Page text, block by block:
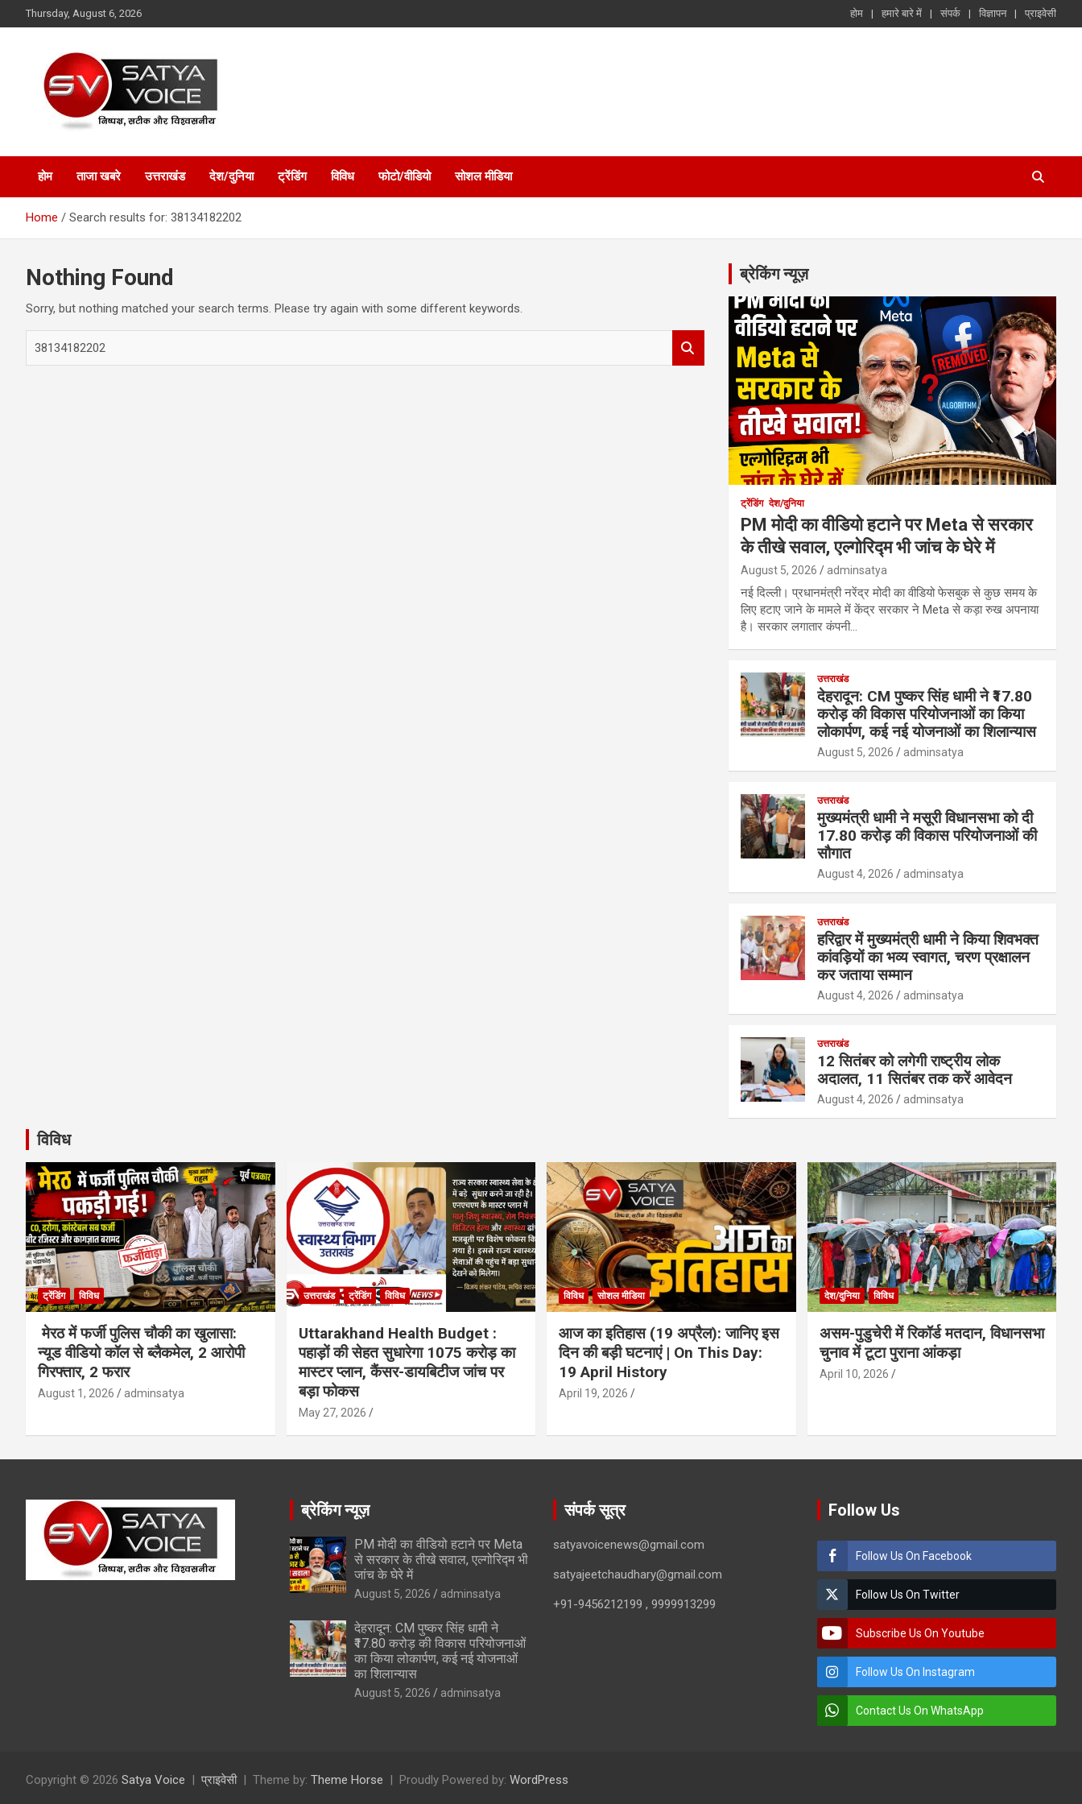
to
Thursday, August 6, 2026 होम हमारे बारे में संपर्क विज्ञापन प्राइवेसी
Satya Voice
होम ताजा खबरे उत्तराखंड देश/दुनिया ट्रेंडिंग विविध फोटो/वीडियो सोशल मीडिया
Home Search results for: 38134182202
Nothing Found
Sorry, but nothing matched your search terms. Please try again with some different keywords.
ब्रेकिंग न्यूज़
ट्रेंडिंग देश/दुनिया
PM मोदी का वीडियो हटाने पर Meta से सरकार
के तीखे सवाल, एल्गोरिद्म भी जांच के घेरे में
August 5, 2026 adminsatya
नई दिल्ली। प्रधानमंत्री नरेंद्र मोदी का वीडियो फेसबुक से कुछ समय के
लिए हटाए जाने के मामले में केंद्र सरकार ने Meta से कड़ा रुख अपनाया
है। सरकार लगातार कंपनी…
उत्तराखंड
देहरादून: CM पुष्कर सिंह धामी ने ₹17.80
करोड़ की विकास परियोजनाओं का किया
लोकार्पण, कई नई योजनाओं का शिलान्यास
August 5, 2026 adminsatya
उत्तराखंड
मुख्यमंत्री धामी ने मसूरी विधानसभा को दी
17.80 करोड़ की विकास परियोजनाओं की
सौगात
August 4, 2026 adminsatya
उत्तराखंड
हरिद्वार में मुख्यमंत्री धामी ने किया शिवभक्त
कांवड़ियों का भव्य स्वागत, चरण प्रक्षालन
कर जताया सम्मान
August 4, 2026 adminsatya
उत्तराखंड
12 सितंबर को लगेगी राष्ट्रीय लोक
अदालत, 11 सितंबर तक करें आवेदन
August 4, 2026 adminsatya
विविध
ट्रेंडिंग विविध
मेरठ में फर्जी पुलिस चौकी का खुलासा:
न्यूड वीडियो कॉल से ब्लैकमेल, 2 आरोपी
गिरफ्तार, 2 फरार
August 1, 2026 adminsatya
उत्तराखंड ट्रेंडिंग विविध
Uttarakhand Health Budget :
पहाड़ों की सेहत सुधारेगा 1075 करोड़ का
मास्टर प्लान, कैंसर-डायबिटीज जांच पर
बड़ा फोकस
May 27, 2026
विविध सोशल मीडिया
आज का इतिहास (19 अप्रैल): जानिए इस
दिन की बड़ी घटनाएं | On This Day:
19 April History
April 19, 2026
देश/दुनिया विविध
असम-पुडुचेरी में रिकॉर्ड मतदान, विधानसभा
चुनाव में टूटा पुराना आंकड़ा
April 10, 2026
ब्रेकिंग न्यूज़
PM मोदी का वीडियो हटाने पर Meta
से सरकार के तीखे सवाल, एल्गोरिद्म भी
जांच के घेरे में
August 5, 2026 adminsatya
देहरादून: CM पुष्कर सिंह धामी ने
₹17.80 करोड़ की विकास परियोजनाओं
का किया लोकार्पण, कई नई योजनाओं
का शिलान्यास
August 5, 2026 adminsatya
संपर्क सूत्र
satyavoicenews@gmail.com
satyajeetchaudhary@gmail.com
+91-9456212199 , 9999913299
Follow Us
Follow Us On Facebook
Follow Us On Twitter
Subscribe Us On Youtube
Follow Us On Instagram
Contact Us On WhatsApp
Copyright © 2026 Satya Voice प्राइवेसी Theme by: Theme Horse Proudly Powered by: WordPress